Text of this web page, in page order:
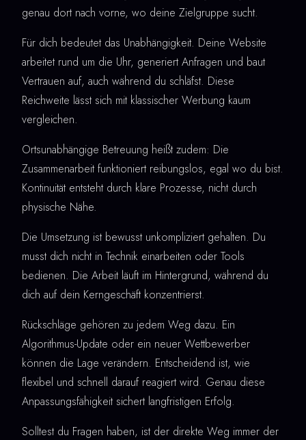
genau dort nach vorne, wo deine Zielgruppe sucht.
Für dich bedeutet das Unabhängigkeit. Deine Website
arbeitet rund um die Uhr, generiert Anfragen und baut
Vertrauen auf, auch während du schläfst. Diese
Reichweite lässt sich mit klassischer Werbung kaum
vergleichen.
Ortsunabhängige Betreuung heißt zudem: Die
Zusammenarbeit funktioniert reibungslos, egal wo du bist.
Kontinuität entsteht durch klare Prozesse, nicht durch
physische Nähe.
Die Umsetzung ist bewusst unkompliziert gehalten. Du
musst dich nicht in Technik einarbeiten oder Tools
bedienen. Die Arbeit läuft im Hintergrund, während du
dich auf dein Kerngeschäft konzentrierst.
Rückschläge gehören zu jedem Weg dazu. Ein
Algorithmus-Update oder ein neuer Wettbewerber
können die Lage verändern. Entscheidend ist, wie
flexibel und schnell darauf reagiert wird. Genau diese
Anpassungsfähigkeit sichert langfristigen Erfolg.
Solltest du Fragen haben, ist der direkte Weg immer der